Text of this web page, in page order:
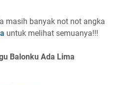
masih banyak not not angka
untuk melihat semuanya!!!
Balonku Ada Lima